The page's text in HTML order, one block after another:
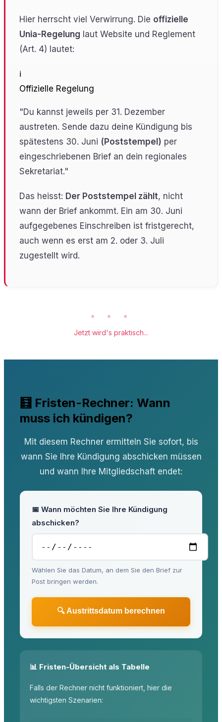
Hier herrscht viel Verwirrung. Die offizielle
Unia-Regelung laut Website und Reglement
(Art. 4) lautet:
ℹ️
Offizielle Regelung
"Du kannst jeweils per 31. Dezember
austreten. Sende dazu deine Kündigung bis
spätestens 30. Juni (Poststempel) per
eingeschriebenen Brief an dein regionales
Sekretariat."
Das heisst: Der Poststempel zählt, nicht
wann der Brief ankommt. Ein am 30. Juni
aufgegebenes Einschreiben ist fristgerecht,
auch wenn es erst am 2. oder 3. Juli
zugestellt wird.
• • •
Jetzt wird's praktisch...
🧮 Fristen-Rechner: Wann
muss ich kündigen?
Mit diesem Rechner ermitteln Sie sofort, bis
wann Sie Ihre Kündigung abschicken müssen
und wann Ihre Mitgliedschaft endet:
📅 Wann möchten Sie Ihre Kündigung
abschicken?
Wählen Sie das Datum, an dem Sie den Brief zur
Post bringen werden.
🔍 Austrittsdatum berechnen
📊 Fristen-Übersicht als Tabelle
Falls der Rechner nicht funktioniert, hier die
wichtigsten Szenarien: